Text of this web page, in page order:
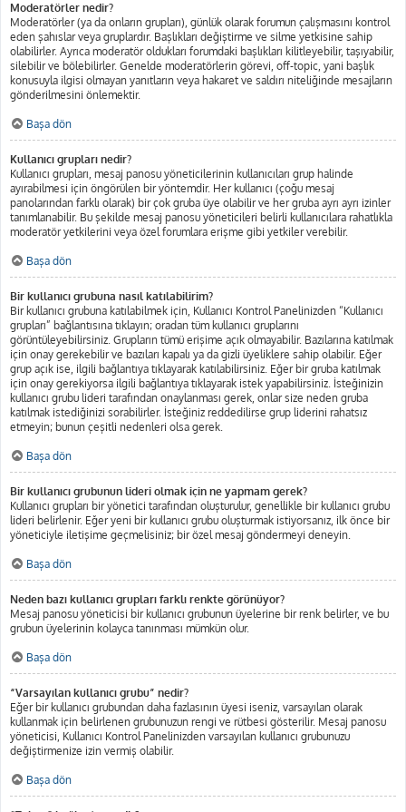
Moderatörler nedir?
Moderatörler (ya da onların grupları), günlük olarak forumun çalışmasını kontrol
eden şahıslar veya gruplardır. Başlıkları değiştirme ve silme yetkisine sahip
olabilirler. Ayrıca moderatör oldukları forumdaki başlıkları kilitleyebilir, taşıyabilir,
silebilir ve bölebilirler. Genelde moderatörlerin görevi, off-topic, yani başlık
konusuyla ilgisi olmayan yanıtların veya hakaret ve saldırı niteliğinde mesajların
gönderilmesini önlemektir.
Başa dön
Kullanıcı grupları nedir?
Kullanıcı grupları, mesaj panosu yöneticilerinin kullanıcıları grup halinde
ayırabilmesi için öngörülen bir yöntemdir. Her kullanıcı (çoğu mesaj
panolarından farklı olarak) bir çok gruba üye olabilir ve her gruba ayrı ayrı izinler
tanımlanabilir. Bu şekilde mesaj panosu yöneticileri belirli kullanıcılara rahatlıkla
moderatör yetkilerini veya özel forumlara erişme gibi yetkiler verebilir.
Başa dön
Bir kullanıcı grubuna nasıl katılabilirim?
Bir kullanıcı grubuna katılabilmek için, Kullanıcı Kontrol Panelinizden “Kullanıcı
grupları” bağlantısına tıklayın; oradan tüm kullanıcı gruplarını
görüntüleyebilirsiniz. Grupların tümü erişime açık olmayabilir. Bazılarına katılmak
için onay gerekebilir ve bazıları kapalı ya da gizli üyeliklere sahip olabilir. Eğer
grup açık ise, ilgili bağlantıya tıklayarak katılabilirsiniz. Eğer bir gruba katılmak
için onay gerekiyorsa ilgili bağlantıya tıklayarak istek yapabilirsiniz. İsteğinizin
kullanıcı grubu lideri tarafından onaylanması gerek, onlar size neden gruba
katılmak istediğinizi sorabilirler. İsteğiniz reddedilirse grup liderini rahatsız
etmeyin; bunun çeşitli nedenleri olsa gerek.
Başa dön
Bir kullanıcı grubunun lideri olmak için ne yapmam gerek?
Kullanıcı grupları bir yönetici tarafından oluşturulur, genellikle bir kullanıcı grubu
lideri belirlenir. Eğer yeni bir kullanıcı grubu oluşturmak istiyorsanız, ilk önce bir
yöneticiyle iletişime geçmelisiniz; bir özel mesaj göndermeyi deneyin.
Başa dön
Neden bazı kullanıcı grupları farklı renkte görünüyor?
Mesaj panosu yöneticisi bir kullanıcı grubunun üyelerine bir renk belirler, ve bu
grubun üyelerinin kolayca tanınması mümkün olur.
Başa dön
“Varsayılan kullanıcı grubu” nedir?
Eğer bir kullanıcı grubundan daha fazlasının üyesi iseniz, varsayılan olarak
kullanmak için belirlenen grubunuzun rengi ve rütbesi gösterilir. Mesaj panosu
yöneticisi, Kullanıcı Kontrol Panelinizden varsayılan kullanıcı grubunuzu
değiştirmenize izin vermiş olabilir.
Başa dön